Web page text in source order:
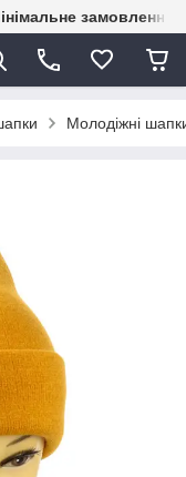
замовлення
Молодіжні